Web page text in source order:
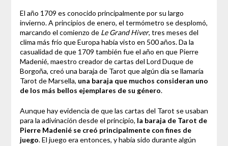
El año 1709 es conocido principalmente por su largo
invierno. A principios de enero, el termómetro se desplomó,
marcando el comienzo de Le Grand Hiver, tres meses del
clima más frío que Europa había visto en 500 años. Da la
casualidad de que 1709 también fue el año en que Pierre
Madenié, maestro creador de cartas del Lord Duque de
Borgoña, creó una baraja de Tarot que algún día se llamaría
Tarot de Marsella, una baraja que muchos consideran uno
de los más bellos ejemplares de su género.
Aunque hay evidencia de que las cartas del Tarot se usaban
para la adivinación desde el principio, la baraja de Tarot de
Pierre Madenié se creó principalmente con fines de
juego. El juego era entonces, y había sido durante algún